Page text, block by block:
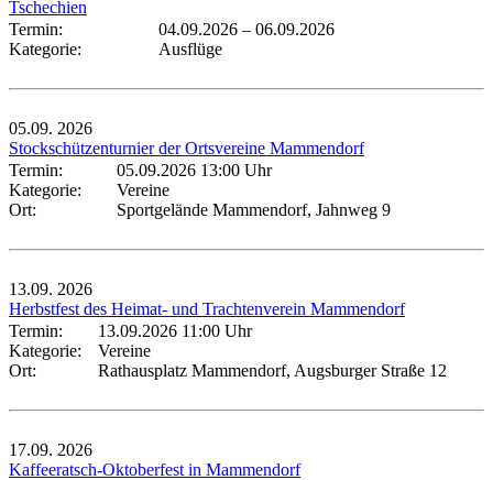
Tschechien
Termin:
04.09.2026 – 06.09.2026
Kategorie:
Ausflüge
05.09. 2026
Stockschützenturnier der Ortsvereine Mammendorf
Termin:
05.09.2026 13:00 Uhr
Kategorie:
Vereine
Ort:
Sportgelände Mammendorf, Jahnweg 9
13.09. 2026
Herbstfest des Heimat- und Trachtenverein Mammendorf
Termin:
13.09.2026 11:00 Uhr
Kategorie:
Vereine
Ort:
Rathausplatz Mammendorf, Augsburger Straße 12
17.09. 2026
Kaffeeratsch-Oktoberfest in Mammendorf